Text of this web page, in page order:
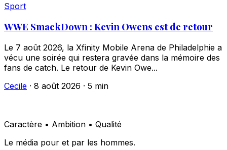
Sport
WWE SmackDown : Kevin Owens est de retour
Le 7 août 2026, la Xfinity Mobile Arena de Philadelphie a
vécu une soirée qui restera gravée dans la mémoire des
fans de catch. Le retour de Kevin Owe...
Cecile · 8 août 2026 · 5 min
Caractère • Ambition • Qualité
Le média pour et par les hommes.